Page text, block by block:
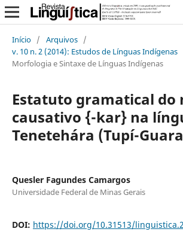
Início / Arquivos /
v. 10 n. 2 (2014): Estudos de Línguas Indígenas
Morfologia e Sintaxe de Línguas Indígenas
Estatuto gramatical do
causativo {-kar} na
Tenetehára (Tupí-
Quesler Fagundes Camargos
Universidade Federal de Minas Gerais
DOI: https://doi.org/10.31513/